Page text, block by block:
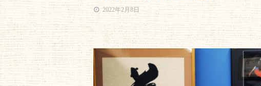
2022年2月8日